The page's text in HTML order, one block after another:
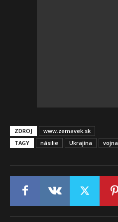
ZDROJ
www.zemavek.sk
TAGY
násilie Ukrajina vojna